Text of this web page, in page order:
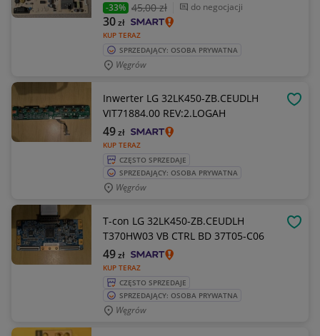
-33% 45,00 zł do negocjacji
KUP TERAZ
30zł
SPRZEDAJĄCY: OSOBA PRYWATNA
Węgrów
Inwerter LG 32LK450-ZB.CEUDLH
VIT71884.00 REV:2.LOGAH
KUP TERAZ
49zł
CZĘSTO SPRZEDAJE
SPRZEDAJĄCY: OSOBA PRYWATNA
Węgrów
T-con LG 32LK450-ZB.CEUDLH
T370HW03 VB CTRL BD 37T05-C06
KUP TERAZ
49zł
CZĘSTO SPRZEDAJE
SPRZEDAJĄCY: OSOBA PRYWATNA
Węgrów